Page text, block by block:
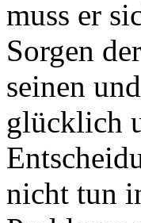
muss er
Sorgen
seinen
glücklich
nicht tun